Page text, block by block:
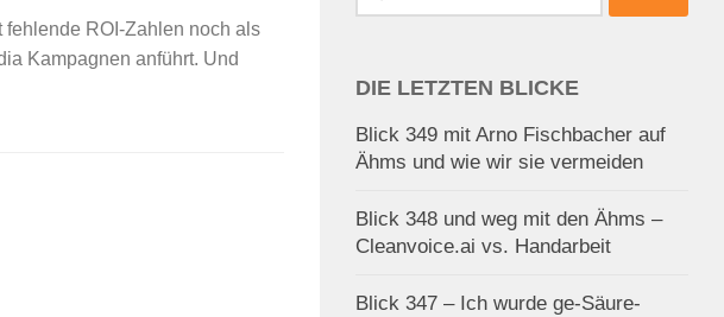
ROI-Zahlen noch als
Kampagnen anführt. Und
nach:
DIE LETZTEN BLICKE
Blick 349 mit Arno Fischbacher auf
Ähms und wie wir sie vermeiden
Blick 348 und weg mit den Ähms –
Cleanvoice.ai vs. Handarbeit
Blick 347 – Ich wurde ge-Säure-